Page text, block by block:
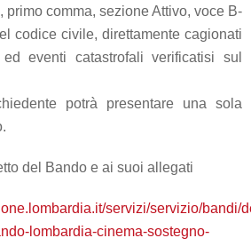
primo comma, sezione Attivo, voce B-
codice civile, direttamente cagionati
eventi catastrofali verificatisi sul
potrà presentare una sola
del Bando e ai suoi allegati
servizi/servizio/bandi/
lombardia-cinema-sostegno-